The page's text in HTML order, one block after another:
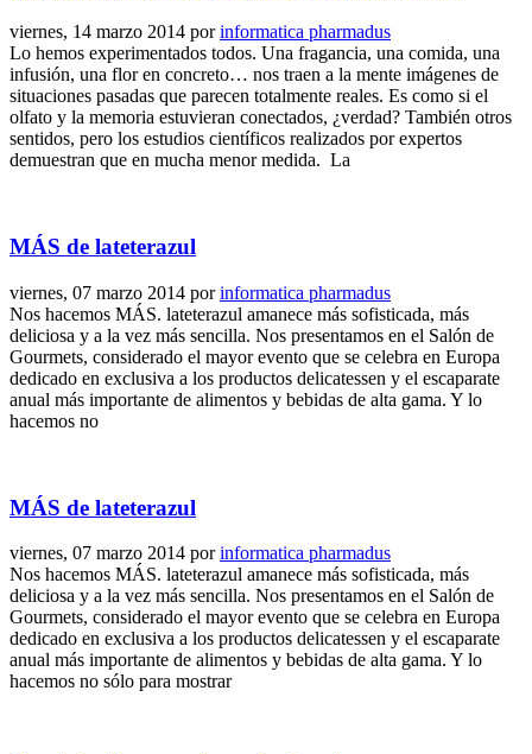
viernes, 14 marzo 2014 porinformatica pharmadus
Lo hemos experimentados todos. Una fragancia, una comida, una
infusión, una flor en concreto… nos traen a la mente imágenes de
situaciones pasadas que parecen totalmente reales. Es como si el
olfato y la memoria estuvieran conectados, ¿verdad? También otros
sentidos, pero los estudios científicos realizados por expertos
demuestran que en mucha menor medida. La
MÁS de lateterazul
viernes, 07 marzo 2014 porinformatica pharmadus
Nos hacemos MÁS. lateterazul amanece más sofisticada, más
deliciosa y a la vez más sencilla. Nos presentamos en el Salón de
Gourmets, considerado el mayor evento que se celebra en Europa
dedicado en exclusiva a los productos delicatessen y el escaparate
anual más importante de alimentos y bebidas de alta gama. Y lo
hacemos no
MÁS de lateterazul
viernes, 07 marzo 2014 porinformatica pharmadus
Nos hacemos MÁS. lateterazul amanece más sofisticada, más
deliciosa y a la vez más sencilla. Nos presentamos en el Salón de
Gourmets, considerado el mayor evento que se celebra en Europa
dedicado en exclusiva a los productos delicatessen y el escaparate
anual más importante de alimentos y bebidas de alta gama. Y lo
hacemos no sólo para mostrar